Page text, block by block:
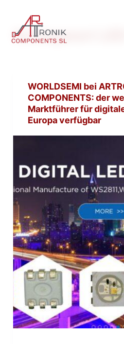
m
p
g
e
n
Schlagwort
WORLDSEMI bei
COMPONENTS: der
Marktführer für
Europa verfügbar